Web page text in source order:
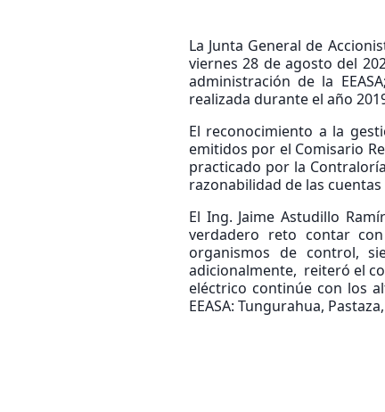
La Junta General de
viernes 28 de agosto del
administración de la
realizada durante el año
El reconocimiento a la
emitidos por el Comisario
practicado por la
razonabilidad de las
El Ing. Jaime Astudillo
verdadero reto contar
organismos de control,
adicionalmente, reiteró el
eléctrico continúe con los
EEASA: Tungurahua,